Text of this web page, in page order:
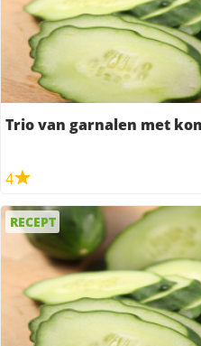
Trio van garnalen met
4
RECEPT